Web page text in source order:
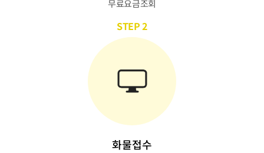
무료요금조회
STEP 2
화물접수